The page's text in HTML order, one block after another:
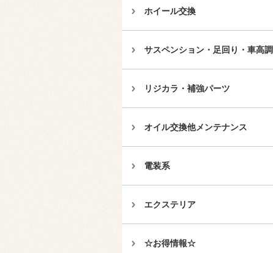
ホイール交換
サスペンション・足回り・車高調
リジカラ・補強パーツ
オイル交換他メンテナンス
電装系
エクステリア
☆お得情報☆